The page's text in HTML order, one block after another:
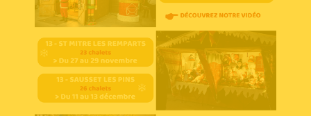
Voir l'annonce
Accéder au site